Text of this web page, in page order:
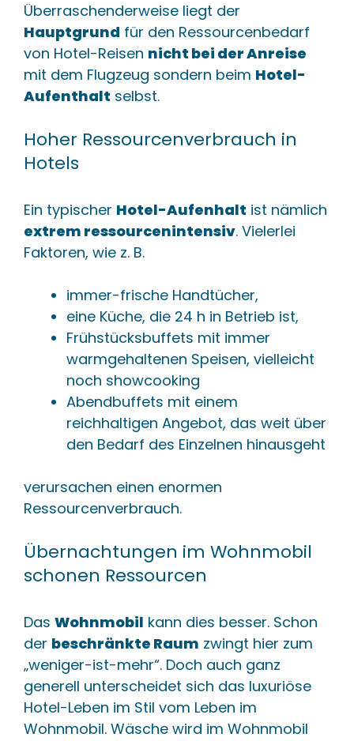
Überraschenderweise liegt der
Hauptgrund für den Ressourcenbedarf
von Hotel-Reisen nicht bei der Anreise
mit dem Flugzeug sondern beim Hotel-
Aufenthalt selbst.
Hoher Ressourcenverbrauch in
Hotels
Ein typischer Hotel-Aufenhalt ist nämlich
extrem ressourcenintensiv. Vielerlei
Faktoren, wie z. B.
immer-frische Handtücher,
eine Küche, die 24 h in Betrieb ist,
Frühstücksbuffets mit immer
warmgehaltenen Speisen, vielleicht
noch showcooking
Abendbuffets mit einem
reichhaltigen Angebot, das weit über
den Bedarf des Einzelnen hinausgeht
verursachen einen enormen
Ressourcenverbrauch.
Übernachtungen im Wohnmobil
schonen Ressourcen
Das Wohnmobil kann dies besser. Schon
der beschränkte Raum zwingt hier zum
„weniger-ist-mehr“. Doch auch ganz
generell unterscheidet sich das luxuriöse
Hotel-Leben im Stil vom Leben im
Wohnmobil. Wäsche wird im Wohnmobil